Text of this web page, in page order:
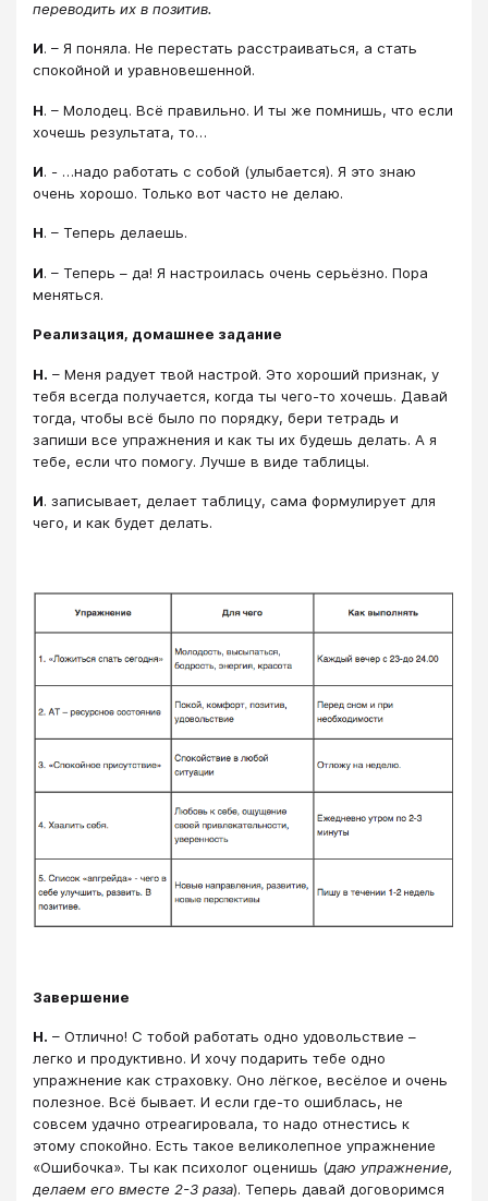
переводить их в позитив.
И. – Я поняла. Не перестать расстраиваться, а стать
спокойной и уравновешенной.
Н. – Молодец. Всё правильно. И ты же помнишь, что если
хочешь результата, то…
И. - …надо работать с собой (улыбается). Я это знаю
очень хорошо. Только вот часто не делаю.
Н. – Теперь делаешь.
И. – Теперь – да! Я настроилась очень серьёзно. Пора
меняться.
Реализация, домашнее задание
Н. – Меня радует твой настрой. Это хороший признак, у
тебя всегда получается, когда ты чего-то хочешь. Давай
тогда, чтобы всё было по порядку, бери тетрадь и
запиши все упражнения и как ты их будешь делать. А я
тебе, если что помогу. Лучше в виде таблицы.
И. записывает, делает таблицу, сама формулирует для
чего, и как будет делать.
Завершение
Н. – Отлично! С тобой работать одно удовольствие –
легко и продуктивно. И хочу подарить тебе одно
упражнение как страховку. Оно лёгкое, весёлое и очень
полезное. Всё бывает. И если где-то ошиблась, не
совсем удачно отреагировала, то надо отнестись к
этому спокойно. Есть такое великолепное упражнение
«Ошибочка». Ты как психолог оценишь (даю упражнение,
делаем его вместе 2-3 раза). Теперь давай договоримся